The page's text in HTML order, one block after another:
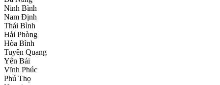
Ninh Bình
Nam Định
Thái Bình
Hải Phòng
Hòa Bình
Tuyên Quang
Yên Bái
Vĩnh Phúc
Phú Thọ